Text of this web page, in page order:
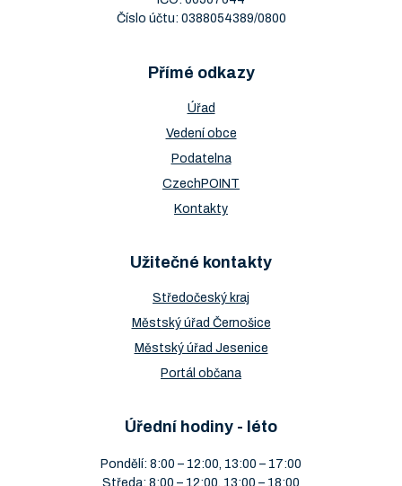
Číslo účtu: 0388054389/0800
Přímé odkazy
Úřad
Vedení obce
Podatelna
CzechPOINT
Kontakty
Užitečné kontakty
Středočeský kraj
Městský úřad Černošice
Městský úřad Jesenice
Portál občana
Úřední hodiny - léto
Pondělí: 8:00 – 12:00, 13:00 – 17:00
Středa: 8:00 – 12:00, 13:00 – 18:00